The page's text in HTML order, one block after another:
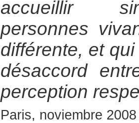
accueillir
personnes
différente, et
désaccord
perception
Paris, noviembre 2008